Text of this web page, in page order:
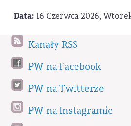
Data: 16 Czerwca 2026,
Kanały RSS
PW na Facebook
PW na Twitterze
PW na Instagramie